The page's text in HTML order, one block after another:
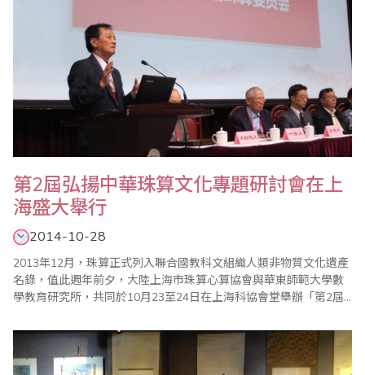
第2屆弘揚中華珠算文化專題研討會在上
海盛大舉行
2014-10-28
2013年12月，珠算正式列入聯合國教科文組織人類非物質文化遺產
名錄，值此週年前夕，大陸上海市珠算心算協會與華東師範大學數
學教育研究所，共同於10月23至24日在上海科協會堂舉辦「第2屆
括台灣、馬來西亞、香港、日本以及大陸各省市逾百位珠算數學界
專家學者齊聚一堂，在兩天一夜的會議時間中發表了超過92篇的論
文，共同討論及分享相關經驗。省商會珠算..